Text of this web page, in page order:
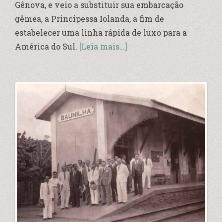
Gênova, e veio a substituir sua embarcação
gêmea, a Principessa Iolanda, a fim de
estabelecer uma linha rápida de luxo para a
América do Sul. [Leia mais…]